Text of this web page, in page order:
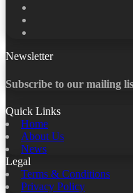
Newsletter
Subscribe to our mailing
Quick Links
Home
About Us
News
Legal
Terms & Conditions
Privacy Policy